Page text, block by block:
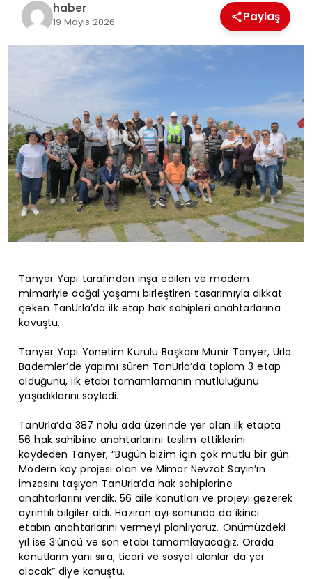
OTOMOBIL
haber
19 Mayıs 2026 Paylaş
Tanyer Yapı tarafından inşa edilen ve modern
mimariyle doğal yaşamı birleştiren tasarımıyla dikkat
çeken TanUrla’da ilk etap hak sahipleri anahtarlarına
kavuştu.
Tanyer Yapı Yönetim Kurulu Başkanı Münir Tanyer, Urla
Bademler’de yapımı süren TanUrla’da toplam 3 etap
olduğunu, ilk etabı tamamlamanın mutluluğunu
yaşadıklarını söyledi.
TanUrla’da 387 nolu ada üzerinde yer alan ilk etapta
56 hak sahibine anahtarlarını teslim ettiklerini
kaydeden Tanyer, “Bugün bizim için çok mutlu bir gün.
Modern köy projesi olan ve Mimar Nevzat Sayın’ın
imzasını taşıyan TanUrla’da hak sahiplerine
anahtarlarını verdik. 56 aile konutları ve projeyi gezerek
ayrıntılı bilgiler aldı. Haziran ayı sonunda da ikinci
etabın anahtarlarını vermeyi planlıyoruz. Önümüzdeki
yıl ise 3’üncü ve son etabı tamamlayacağız. Orada
konutların yanı sıra; ticari ve sosyal alanlar da yer
alacak” diye konuştu.